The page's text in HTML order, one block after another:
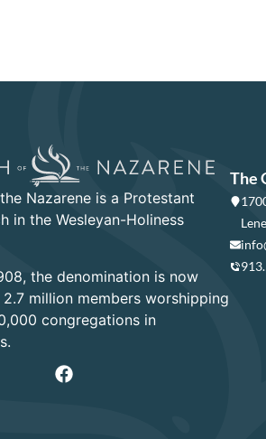
Nazarene is a Protestant
in the Wesleyan-Holiness
the denomination is now
million members worshipping
congregations in
The